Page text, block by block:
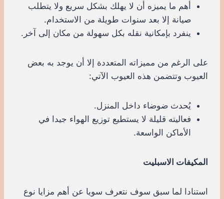
أهم ما يميزه أن لا يهلك بشكل سريع ولا يتطلب
صيانة إلا بعد سنوات طويلة من الاستخدام.
ينفرد بإمكانية نقله بكل سهولة من مكان إلى آخر.
على الرغم من مميزاته المتعددة إلا أن يوجد به بعض
العيوب وتتضمن هذه العيوب الآتي:
يُحدث ضوضاء داخل المنزل.
فعاليته قليلة لا يستطيع توزيع الهواء جيدا في
الأماكن الواسعة.
المكيفات الاسبليت
استنادا لما سبق سوف نتعرف سويا عن أهم مزايا نوع